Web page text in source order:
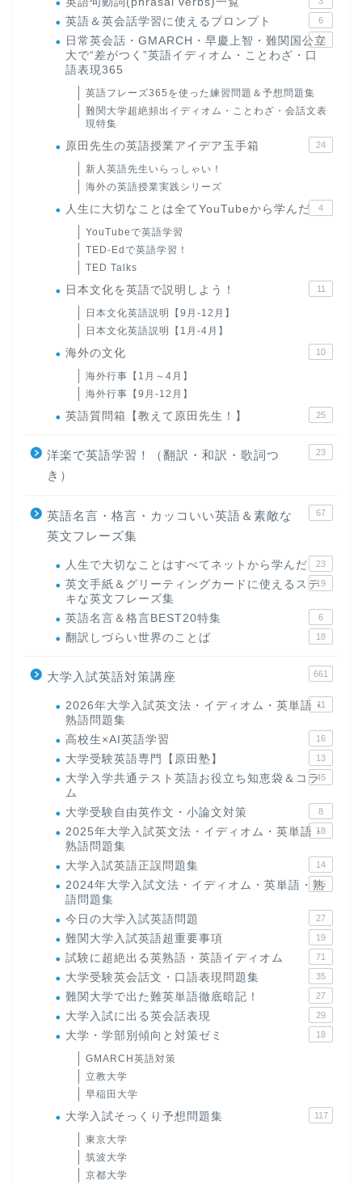
英語＆英会話学習に使えるプロンプト 6
日常英会話・GMARCH・早慶上智・難関国公立
大で“差がつく”英語イディオム・ことわざ・口
語表現365
22
英語フレーズ365を使った練習問題＆予想問題集
難関大学超絶頻出イディオム・ことわざ・会話文表
現特集
原田先生の英語授業アイデア玉手箱 24
新人英語先生いらっしゃい！
海外の英語授業実践シリーズ
人生に大切なことは全てYouTubeから学んだ 4
YouTubeで英語学習
TED-Edで英語学習！
TED Talks
日本文化を英語で説明しよう！ 11
日本文化英語説明【9月-12月】
日本文化英語説明【1月-4月】
海外の文化 10
海外行事【1月～4月】
海外行事【9月-12月】
英語質問箱【教えて原田先生！】 25
洋楽で英語学習！（翻訳・和訳・歌詞つ
き）
23
英語名言・格言・カッコいい英語＆素敵な
英文フレーズ集
67
人生で大切なことはすべてネットから学んだ 23
英文手紙＆グリーティングカードに使えるステ
キな英文フレーズ集
19
英語名言＆格言BEST20特集 6
翻訳しづらい世界のことば 18
大学入試英語対策講座 661
2026年大学入試英文法・イディオム・英単語・
熟語問題集
11
高校生×AI英語学習 16
大学受験英語専門【原田塾】 13
大学入学共通テスト英語お役立ち知恵袋＆コラ
ム
45
大学受験自由英作文・小論文対策 8
2025年大学入試英文法・イディオム・英単語・
熟語問題集
18
大学入試英語正誤問題集 14
2024年大学入試文法・イディオム・英単語・熟
語問題集
15
今日の大学入試英語問題 27
難関大学入試英語超重要事項 19
試験に超絶出る英熟語・英語イディオム 71
大学受験英会話文・口語表現問題集 35
難関大学で出た難英単語徹底暗記！ 27
大学入試に出る英会話表現 29
大学・学部別傾向と対策ゼミ 18
GMARCH英語対策
立教大学
早稲田大学
大学入試そっくり予想問題集 117
東京大学
筑波大学
京都大学